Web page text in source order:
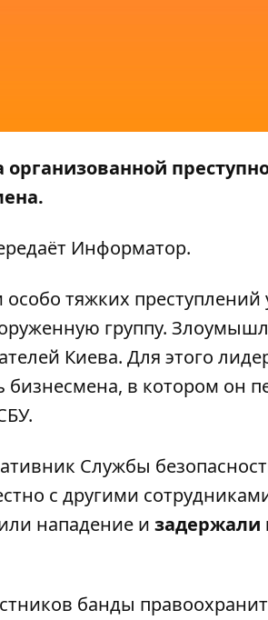
Информатор.
тяжких
группу.
Киева. Для этого
в котором он
Службы
с другими
нападение и задержали
банды